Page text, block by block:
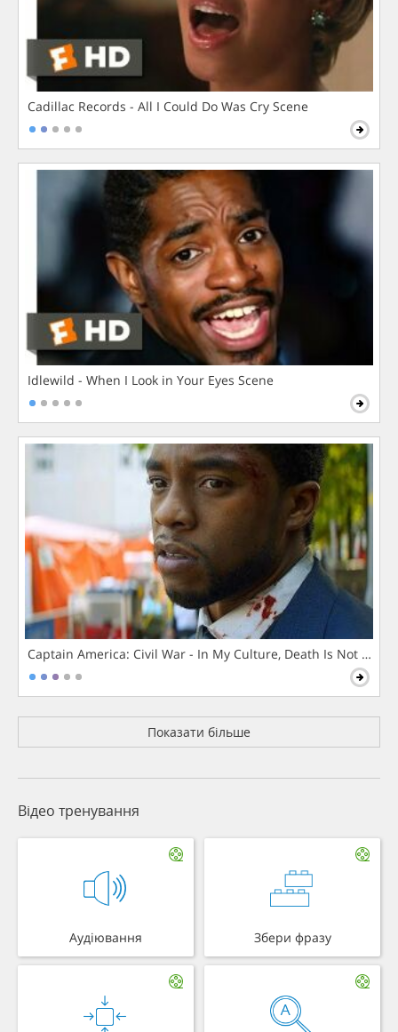
Cadillac Records - All I Could Do Was Cry Scene
Idlewild - When I Look in Your Eyes Scene
Captain America: Civil War - In My Culture, Death Is Not The
Показати більше
Відео тренування
Аудіювання Збери фразу